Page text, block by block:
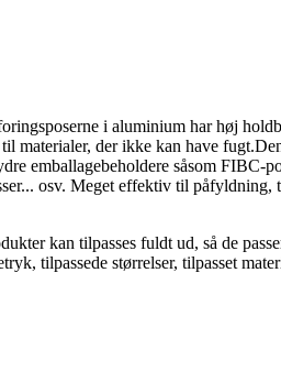
i aluminium har høj
materialer, der ikke kan have
emballagebeholdere såsom FIBC-
osv. Meget effektiv til
kan tilpasses fuldt ud, så de
tilpassede størrelser, tilpasset